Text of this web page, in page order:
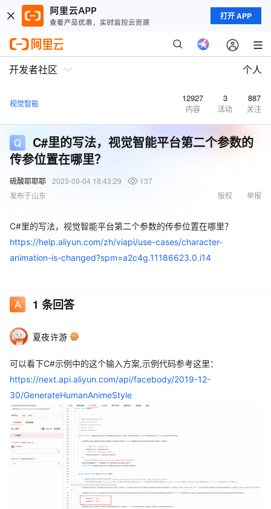
打开 APP
开发者社区 个人
视觉智能 12927
内容
3
活动
887
关注
C#里的写法，视觉智能平台第二个参数的
传参位置在哪里？
硫酸耶耶耶 2023-09-04 18:43:29
137
发布于山东
举报
版权
C#里的写法，视觉智能平台第二个参数的传参位置在哪里？
https://help.aliyun.com/zh/viapi/use-cases/character-
animation-is-changed?spm=a2c4g.11186623.0.i14
1 条回答
夏夜许游
可以看下C#示例中的这个输入方案,示例代码参考这里：
https://next.api.aliyun.com/api/facebody/2019-12-
30/GenerateHumanAnimeStyle